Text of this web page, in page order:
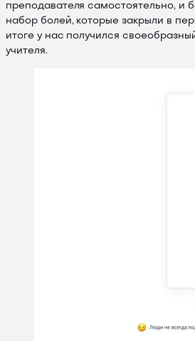
преподавателя самостоятельно, и
набор болей, которые закрыли в
итоге у нас получился
учителя.